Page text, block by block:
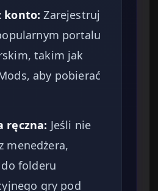
konto: Zarejestruj
portalu
takim jak
aby pobierać
ręczna: Jeśli nie
menedżera,
folderu
gry pod